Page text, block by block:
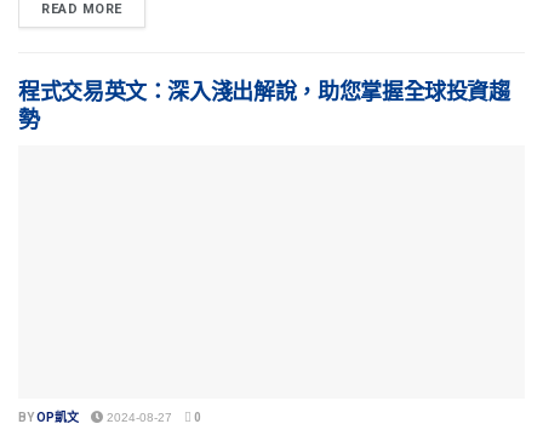
READ MORE
程式交易英文：深入淺出解說，助您掌握全球投資趨
勢
BYOP凱文 2024-08-27 0